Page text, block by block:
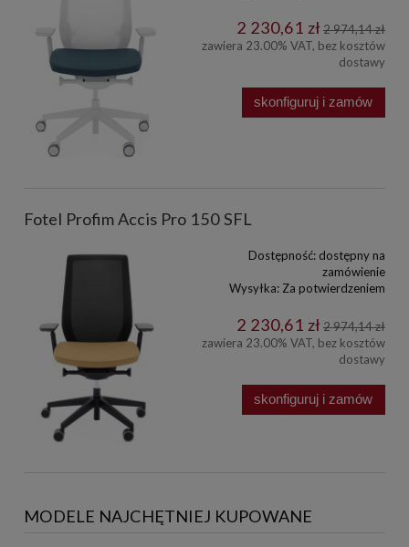
2 230,61 zł 2 974,14 zł
zawiera 23.00% VAT, bez kosztów
dostawy
skonfiguruj i zamów
Fotel Profim Accis Pro 150 SFL
Dostępność: dostępny na
zamówienie
Wysyłka: Za potwierdzeniem
2 230,61 zł 2 974,14 zł
zawiera 23.00% VAT, bez kosztów
dostawy
skonfiguruj i zamów
MODELE NAJCHĘTNIEJ KUPOWANE